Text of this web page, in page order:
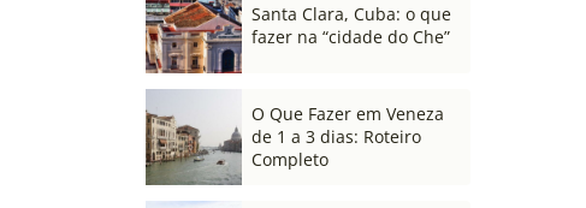
Santa Clara, Cuba: o que
fazer na “cidade do Che”
O Que Fazer em Veneza
de 1 a 3 dias: Roteiro
Completo